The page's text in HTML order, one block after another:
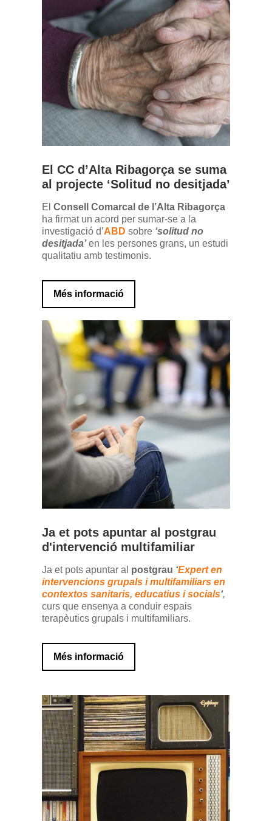
El CC d’Alta Ribagorça se suma
al projecte ‘Solitud no desitjada’
El Consell Comarcal de l’Alta Ribagorça
ha firmat un acord per sumar-se a la
investigació d’ABD sobre ‘solitud no
desitjada’en les persones grans, un estudi
qualitatiu amb testimonis.
Més informació
Ja et pots apuntar al postgrau
d'intervenció multifamiliar
Ja et pots apuntar al postgrau ‘Expert en
intervencions grupals i multifamiliars en
contextos sanitaris, educatius i socials‘,
curs que ensenya a conduir espais
terapèutics grupals i multifamiliars.
Més informació